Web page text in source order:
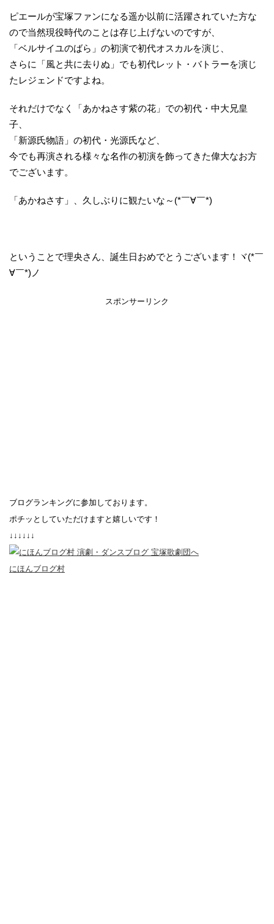
ピエールが宝塚ファンになる遥か以前に活躍されていた方な
ので当然現役時代のことは存じ上げないのですが、
「ベルサイユのばら」の初演で初代オスカルを演じ、
さらに「風と共に去りぬ」でも初代レット・バトラーを演じ
たレジェンドですよね。
それだけでなく「あかねさす紫の花」での初代・中大兄皇
子、
「新源氏物語」の初代・光源氏など、
今でも再演される様々な名作の初演を飾ってきた偉大なお方
でございます。
「あかねさす」、久しぶりに観たいな～(*￣∀￣*)
ということで理央さん、誕生日おめでとうございます！ヾ(*￣
∀￣*)ノ
スポンサーリンク
ブログランキングに参加しております。
ポチッとしていただけますと嬉しいです！
↓↓↓↓↓↓
にほんブログ村